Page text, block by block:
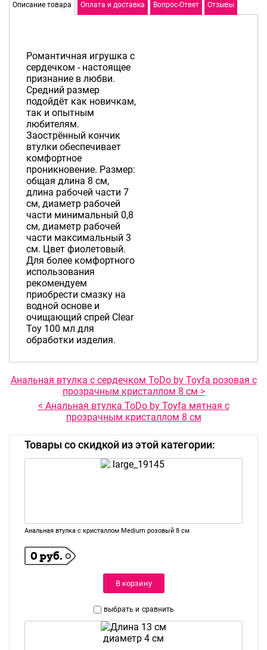
Описание товара Оплата и доставка Вопрос-Ответ Отзывы
Романтичная игрушка с
сердечком - настоящее
признание в любви.
Средний размер
подойдёт как новичкам,
так и опытным
любителям.
Заострённый кончик
втулки обеспечивает
комфортное
проникновение. Размер:
общая длина 8 см,
длина рабочей части 7
см, диаметр рабочей
части минимальный 0,8
см, диаметр рабочей
части максимальный 3
см. Цвет фиолетовый.
Для более комфортного
использования
рекомендуем
приобрести смазку на
водной основе и
очищающий спрей Clear
Toy 100 мл для
обработки изделия.
Анальная втулка с сердечком ToDo by Toyfa розовая с
прозрачным кристаллом 8 см >
< Анальная втулка ToDo by Toyfa мятная с
прозрачным кристаллом 8 см
Товары со скидкой из этой категории:
Анальная втулка с кристаллом Medium розовый 8 см
0 руб.
В корзину
выбрать и сравнить